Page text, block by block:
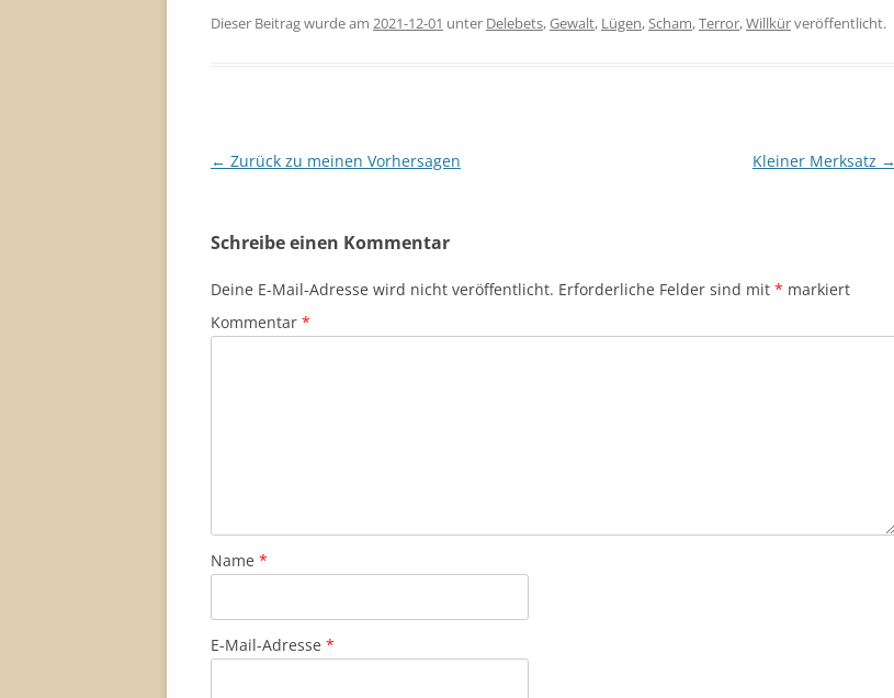
Dieser Beitrag wurde am 2021-12-01 unter Delebets,Gewalt, Lügen,Scham,Terror,Willkürveröffentlicht.
Beitragsnavigation
← Zurück zu meinen Vorhersagen Kleiner Merksatz →
Schreibe einen Kommentar
Deine E-Mail-Adresse wird nicht veröffentlicht. Erforderliche Felder sind mit * markiert
Kommentar *
Name *
E-Mail-Adresse *